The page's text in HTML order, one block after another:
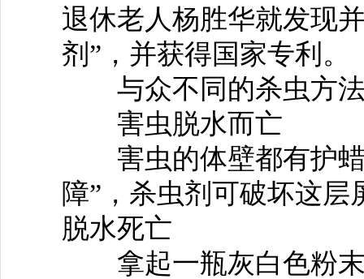
退休老人杨胜华就发现
剂”，并获得国家专利。
与众不同的杀虫方
害虫脱水而亡
害虫的体壁都有护蜡
障”，杀虫剂可破坏这
脱水死亡
拿起一瓶灰白色粉末